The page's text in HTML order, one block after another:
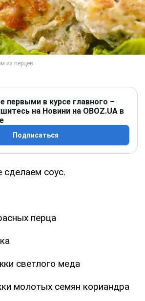
первыми в курсе главного –
на Новини на OBOZ.UA в
Подписаться
сделаем соус.
перца
светлого меда
молотых семян кориандра